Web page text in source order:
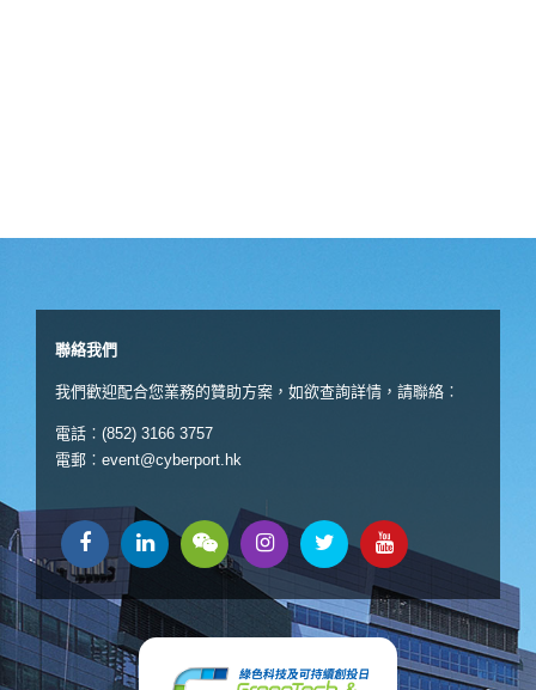
聯絡我們
我們歡迎配合您業務的贊助方案，如欲查詢詳情，請聯絡︰
電話︰(852) 3166 3757
電郵︰ event@cyberport.hk